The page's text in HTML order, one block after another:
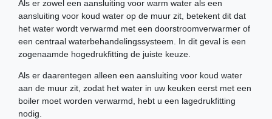
Als er zowel een aansluiting voor warm water als een
aansluiting voor koud water op de muur zit, betekent dit dat
het water wordt verwarmd met een doorstroomverwarmer of
een centraal waterbehandelingssysteem. In dit geval is een
zogenaamde hogedrukfitting de juiste keuze.
Als er daarentegen alleen een aansluiting voor koud water
aan de muur zit, zodat het water in uw keuken eerst met een
boiler moet worden verwarmd, hebt u een lagedrukfitting
nodig.